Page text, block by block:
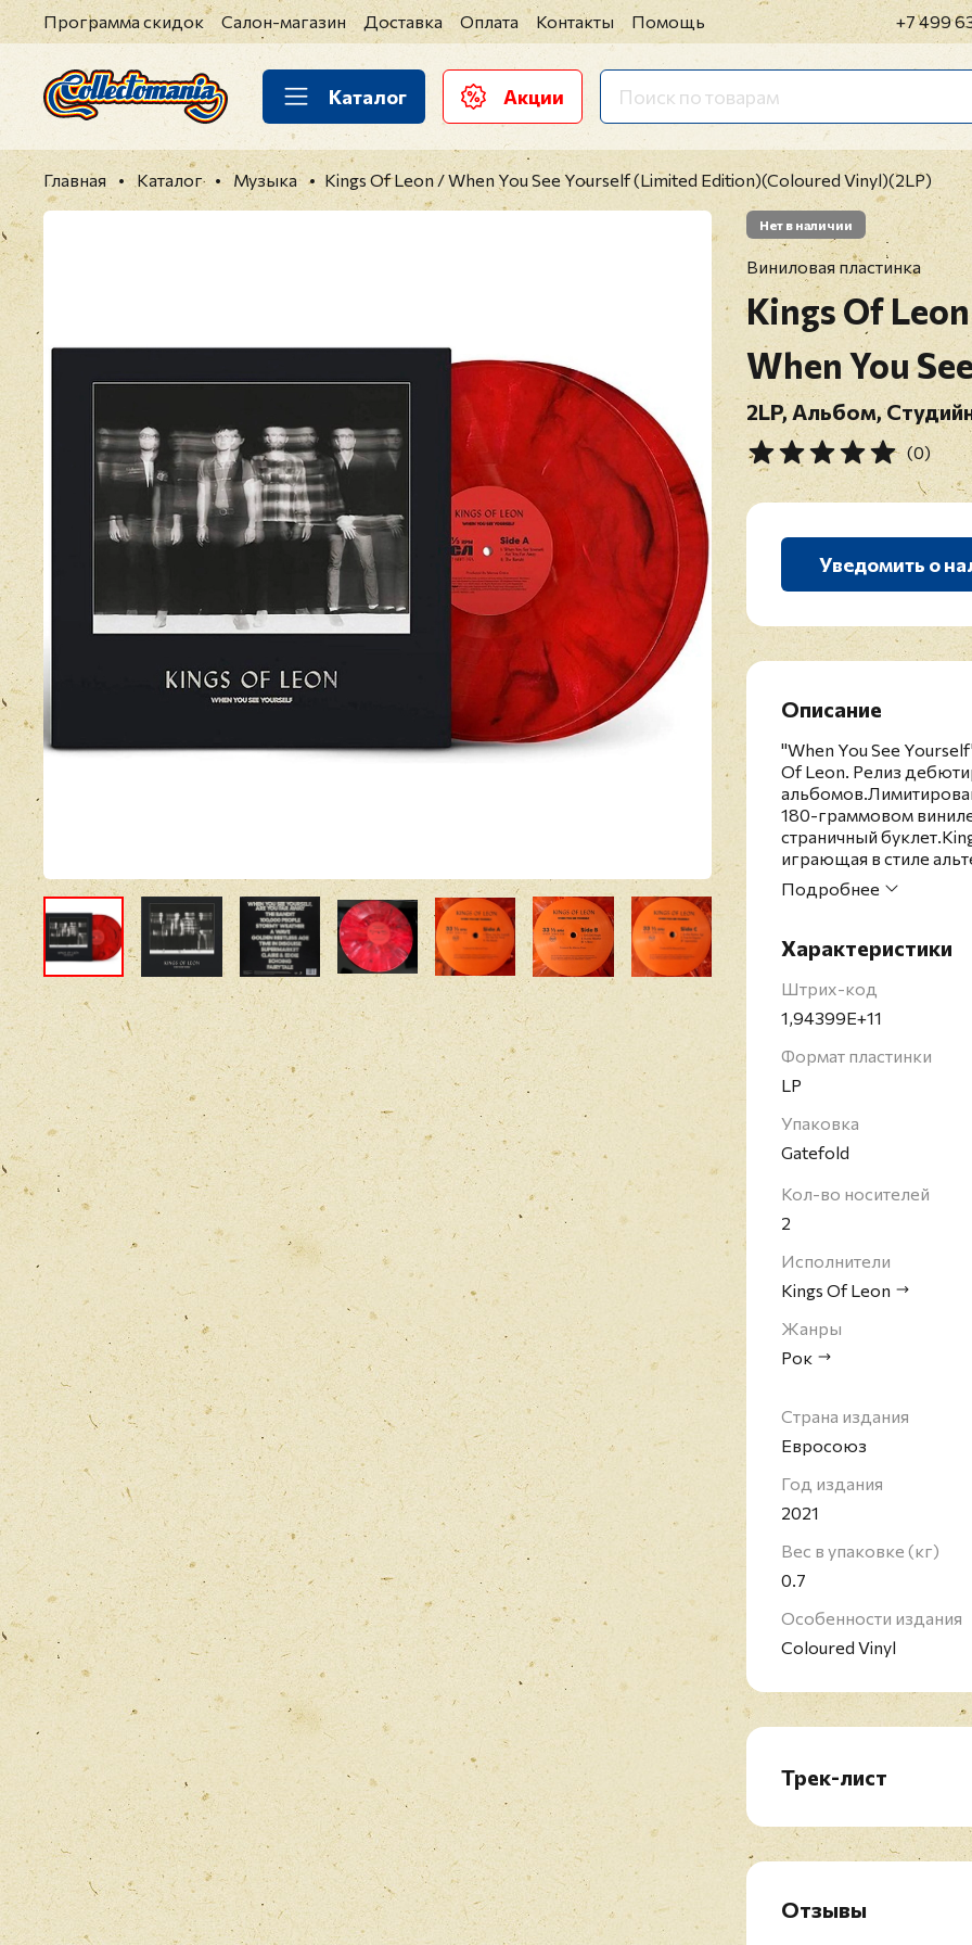
Программа скидок Салон-магазин Доставка Оплата Контакты Помощь +7 499
Каталог Акции
Главная Каталог Музыка Kings Of Leon / When You See Yourself (Limited Edition)(Coloured Vinyl)(2LP)
Нет в наличии
Виниловая пластинка
Kings Of Leon
When You
2LP, Альбом,
(0)
Уведомить о
Описание
"When You See
Of Leon. Релиз
180-граммовом
страничный
играющая в стиле
Была образована в
гитара), Джаредом
Фоллоуиллами
гитара и бэк-вокал).
участников, которые
представляло собой
гаражного рока.
независимое
частности в Ирландии,
ощутила высокий
вслед за их альбомом
Night" принес группе
of Leon достигла 9
синглом "Sex on Fire".
года. Их шестой
2013 года.
Подробнее
Характеристики
Штрих-код
1,94399E+11
Формат пластинки
LP
Упаковка
Gatefold
Кол-во носителей
2
Исполнители
Kings Of Leon
Жанры
Рок
Страна издания
Евросоюз
Год издания
2021
Вес в упаковке (кг)
0.7
Особенности издания
Coloured Vinyl
Трек-лист
A1. When You See
A2. The Bandit
B2. Stormy Weather
Отзывы